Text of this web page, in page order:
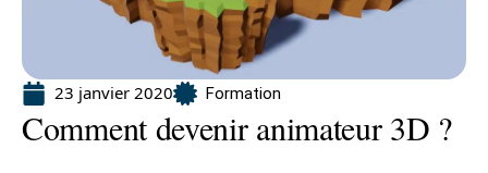
23 janvier 2020 Formation
Comment devenir animateur 3D ?